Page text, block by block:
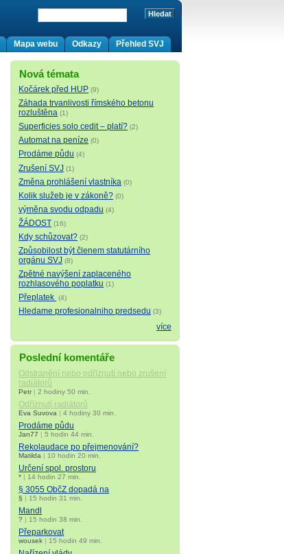
Přehled SVJ
Odkazy
Mapa webu
Nová témata
Kočárek před HUP (9)
Záhada trvanlivosti římského betonu
rozluštěna (1)
Superficies solo cedit – platí? (2)
Automat na peníze (0)
Prodáme půdu (4)
Zrušení SVJ (1)
Změna prohlášení vlastníka (0)
Kolik služeb je v zákoně? (0)
výměna svodu odpadu (4)
ŽÁDOST (16)
Kdy schůzovat? (2)
Způsobilost být členem statutárního
orgánu SVJ (8)
Zpětné navýšení zaplaceného
rozhlasového poplatku (1)
Přeplatek (4)
Hledame profesionalniho predsedu (3)
více
Poslední komentáře
Odstranění nebo odříznutí nebo zrušení
radiátorů
Petr|2 hodiny 50 min.
Odříznutí radiátorů
Eva Suvova |4 hodiny 30 min.
Prodáme půdu
Jan77 |5 hodin 44 min.
Rekolaudace po přejmenování?
Matilda | 10 hodin 20 min.
Určení spol. prostoru
* | 14 hodin 27 min.
§ 3055 ObčZ dopadá na
§ | 15 hodin 31 min.
Mandl
? | 15 hodin 38 min.
Přeparkovat
wousek | 15 hodin 49 min.